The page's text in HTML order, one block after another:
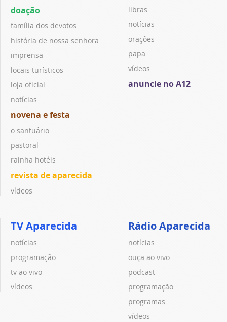
doação
família dos devotos
história de nossa senhora
imprensa
locais turísticos
loja oficial
notícias
novena e festa
o santuário
pastoral
rainha hotéis
revista de aparecida
vídeos
libras
notícias
orações
papa
vídeos
anuncie no A12
TV Aparecida
notícias
programação
tv ao vivo
vídeos
Rádio Aparecida
notícias
ouça ao vivo
podcast
programação
programas
vídeos